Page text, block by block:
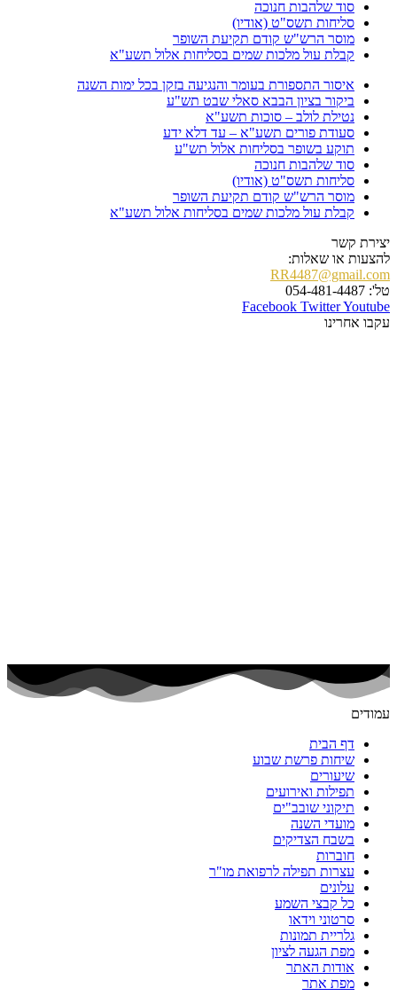
סוד שלהבות חנוכה
סליחות תשס"ט (אודיו)
מוסר הרש"ש קודם תקיעת השופר
קבלת עול מלכות שמים בסליחות אלול תשע"א
איסור התספורת בעומר והנגיעה בזקן בכל ימות השנה
ביקור בציון הבבא סאלי שבט תש"ע
נטילת לולב – סוכות תשע"א
סעודת פורים תשע"א – עד דלא ידע
תוקע בשופר בסליחות אלול תש"ע
סוד שלהבות חנוכה
סליחות תשס"ט (אודיו)
מוסר הרש"ש קודם תקיעת השופר
קבלת עול מלכות שמים בסליחות אלול תשע"א
יצירת קשר
להצעות או שאלות:
RR4487@gmail.com
טל': 054-481-4487
Facebook TwitterYoutube
עקבו אחרינו
עמודים
דף הבית
שיחות פרשת שבוע
שיעורים
תפילות ואירועים
תיקוני שובב"ים
מועדי השנה
בשבח הצדיקים
חוברות
עצרות תפילה לרפואת מו"ר
עלונים
כל קבצי השמע
סרטוני וידאו
גלריית תמונות
מפת הגעה לציון
אודות האתר
מפת אתר